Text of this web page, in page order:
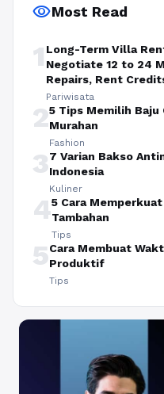
visibilityMost Read
1 Long-Term Villa
Negotiate 12 to 24
Repairs, Rent
Pariwisata
25 Tips Memilih Baju
Murahan
Fashion
37 Varian Bakso
Indonesia
Kuliner
45 Cara
Tambahan
Tips
5Cara Membuat
Produktif
Tips